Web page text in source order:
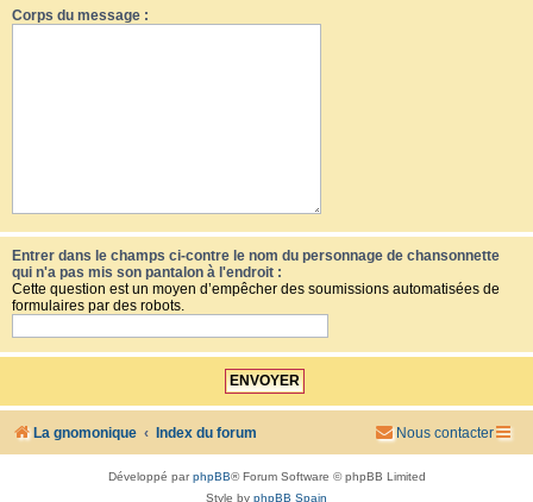
Corps du message :
Entrer dans le champs ci-contre le nom du personnage de chansonnette
qui n'a pas mis son pantalon à l'endroit :
Cette question est un moyen d’empêcher des soumissions automatisées de
formulaires par des robots.
La gnomonique Index du forum Nous contacter
Développé parphpBB® Forum Software © phpBB Limited
Style by phpBB Spain